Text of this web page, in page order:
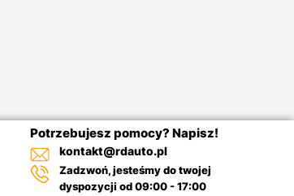
Potrzebujesz pomocy? Napisz!
kontakt@rdauto.pl
Zadzwoń, jesteśmy do twojej
dyspozycji od 09:00 - 17:00